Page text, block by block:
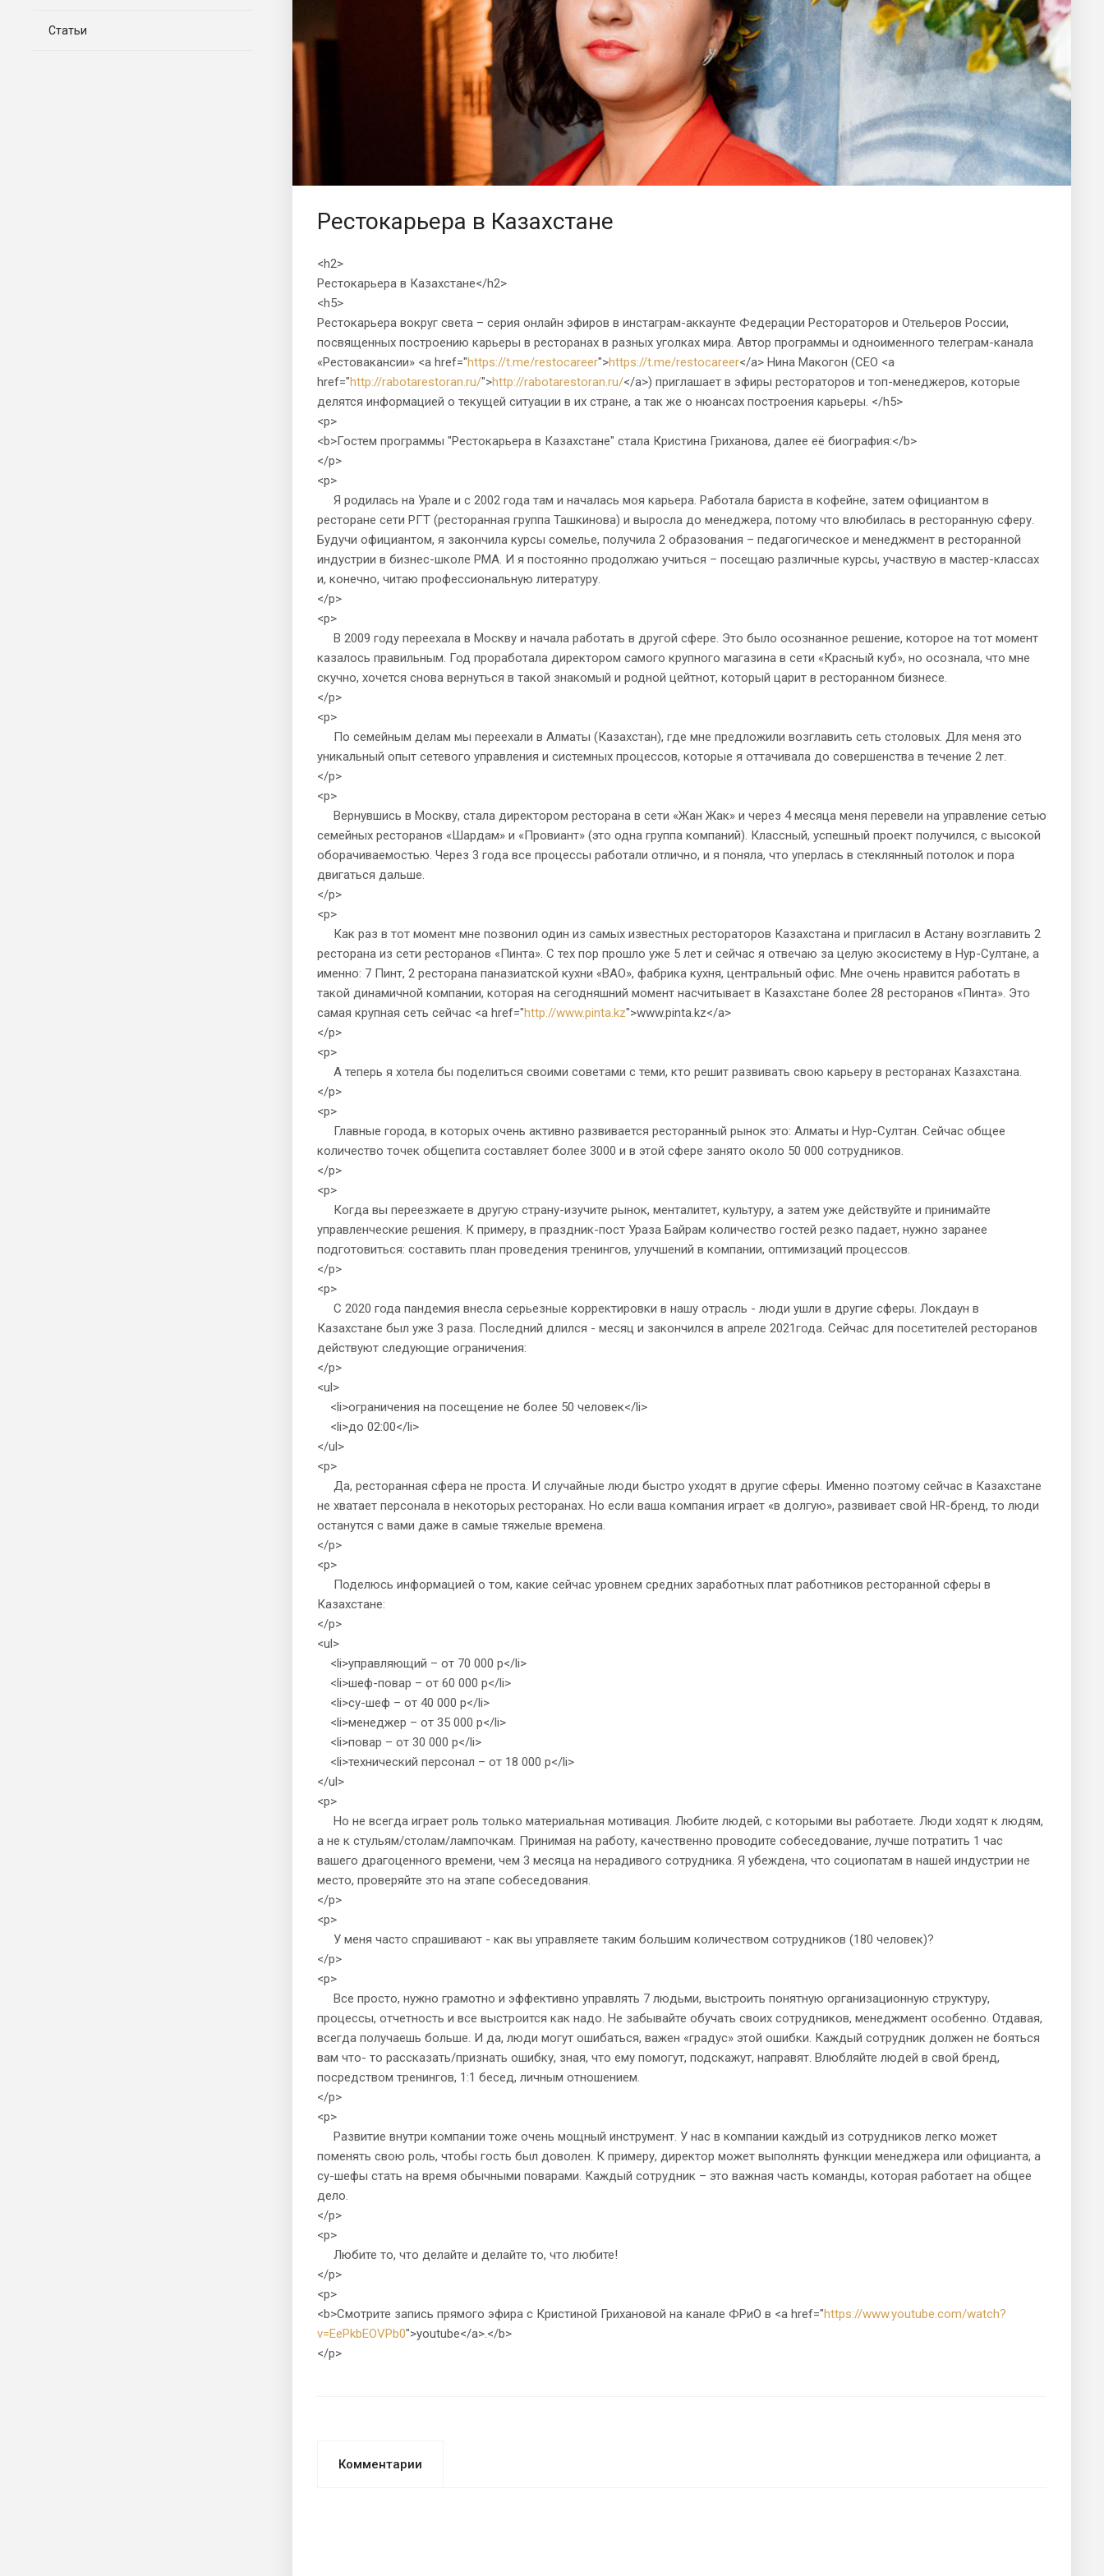
Рестокарьера в Казахстане
<h2>
Рестокарьера в Казахстане</h2>
<h5>
Рестокарьера вокруг света – серия онлайн эфиров в инстаграм-аккаунте Федерации Рестораторов и Отельеров России,
посвященных построению карьеры в ресторанах в разных уголках мира. Автор программы и одноименного телеграм-канала
«Рестовакансии» <a href="https://t.me/restocareer">https://t.me/restocareer</a> Нина Макогон (CEO <a
href="http://rabotarestoran.ru/">http://rabotarestoran.ru/</a>) приглашает в эфиры рестораторов и топ-менеджеров, которые
делятся информацией о текущей ситуации в их стране, а так же о нюансах построения карьеры. </h5>
<p>
<b>Гостем программы "Рестокарьера в Казахстане" стала Кристина Гриханова, далее её биография:</b>
</p>
<p>
Я родилась на Урале и с 2002 года там и началась моя карьера. Работала бариста в кофейне, затем официантом в
ресторане сети РГТ (ресторанная группа Ташкинова) и выросла до менеджера, потому что влюбилась в ресторанную сферу.
Будучи официантом, я закончила курсы сомелье, получила 2 образования – педагогическое и менеджмент в ресторанной
индустрии в бизнес-школе РМА. И я постоянно продолжаю учиться – посещаю различные курсы, участвую в мастер-классах
и, конечно, читаю профессиональную литературу.
</p>
<p>
В 2009 году переехала в Москву и начала работать в другой сфере. Это было осознанное решение, которое на тот момент
казалось правильным. Год проработала директором самого крупного магазина в сети «Красный куб», но осознала, что мне
скучно, хочется снова вернуться в такой знакомый и родной цейтнот, который царит в ресторанном бизнесе.
</p>
<p>
По семейным делам мы переехали в Алматы (Казахстан), где мне предложили возглавить сеть столовых. Для меня это
уникальный опыт сетевого управления и системных процессов, которые я оттачивала до совершенства в течение 2 лет.
</p>
<p>
Вернувшись в Москву, стала директором ресторана в сети «Жан Жак» и через 4 месяца меня перевели на управление сетью
семейных ресторанов «Шардам» и «Провиант» (это одна группа компаний). Классный, успешный проект получился, с высокой
оборачиваемостью. Через 3 года все процессы работали отлично, и я поняла, что уперлась в стеклянный потолок и пора
двигаться дальше.
</p>
<p>
Как раз в тот момент мне позвонил один из самых известных рестораторов Казахстана и пригласил в Астану возглавить 2
ресторана из сети ресторанов «Пинта». С тех пор прошло уже 5 лет и сейчас я отвечаю за целую экосистему в Нур-Султане, а
именно: 7 Пинт, 2 ресторана паназиатской кухни «ВАО», фабрика кухня, центральный офис. Мне очень нравится работать в
такой динамичной компании, которая на сегодняшний момент насчитывает в Казахстане более 28 ресторанов «Пинта». Это
самая крупная сеть сейчас <a href="http://www.pinta.kz">www.pinta.kz</a>
</p>
<p>
А теперь я хотела бы поделиться своими советами c теми, кто решит развивать свою карьеру в ресторанах Казахстана.
</p>
<p>
Главные города, в которых очень активно развивается ресторанный рынок это: Алматы и Нур-Султан. Сейчас общее
количество точек общепита составляет более 3000 и в этой сфере занято около 50 000 сотрудников.
</p>
<p>
Когда вы переезжаете в другую страну-изучите рынок, менталитет, культуру, а затем уже действуйте и принимайте
управленческие решения. К примеру, в праздник-пост Ураза Байрам количество гостей резко падает, нужно заранее
подготовиться: составить план проведения тренингов, улучшений в компании, оптимизаций процессов.
</p>
<p>
С 2020 года пандемия внесла серьезные корректировки в нашу отрасль - люди ушли в другие сферы. Локдаун в
Казахстане был уже 3 раза. Последний длился - месяц и закончился в апреле 2021года. Сейчас для посетителей ресторанов
действуют следующие ограничения:
</p>
<ul>
<li>ограничения на посещение не более 50 человек</li>
<li>до 02:00</li>
</ul>
<p>
Да, ресторанная сфера не проста. И случайные люди быстро уходят в другие сферы. Именно поэтому сейчас в Казахстане
не хватает персонала в некоторых ресторанах. Но если ваша компания играет «в долгую», развивает свой HR-бренд, то люди
останутся с вами даже в самые тяжелые времена.
</p>
<p>
Поделюсь информацией о том, какие сейчас уровнем средних заработных плат работников ресторанной сферы в
Казахстане:
</p>
<ul>
<li>управляющий – от 70 000 р</li>
<li>шеф-повар – от 60 000 р</li>
<li>су-шеф – от 40 000 р</li>
<li>менеджер – от 35 000 р</li>
<li>повар – от 30 000 р</li>
<li>технический персонал – от 18 000 р</li>
</ul>
<p>
Но не всегда играет роль только материальная мотивация. Любите людей, с которыми вы работаете. Люди ходят к людям,
а не к стульям/столам/лампочкам. Принимая на работу, качественно проводите собеседование, лучше потратить 1 час
вашего драгоценного времени, чем 3 месяца на нерадивого сотрудника. Я убеждена, что социопатам в нашей индустрии не
место, проверяйте это на этапе собеседования.
</p>
<p>
У меня часто спрашивают - как вы управляете таким большим количеством сотрудников (180 человек)?
</p>
<p>
Все просто, нужно грамотно и эффективно управлять 7 людьми, выстроить понятную организационную структуру,
процессы, отчетность и все выстроится как надо. Не забывайте обучать своих сотрудников, менеджмент особенно. Отдавая,
всегда получаешь больше. И да, люди могут ошибаться, важен «градус» этой ошибки. Каждый сотрудник должен не бояться
вам что- то рассказать/признать ошибку, зная, что ему помогут, подскажут, направят. Влюбляйте людей в свой бренд,
посредством тренингов, 1:1 бесед, личным отношением.
</p>
<p>
Развитие внутри компании тоже очень мощный инструмент. У нас в компании каждый из сотрудников легко может
поменять свою роль, чтобы гость был доволен. К примеру, директор может выполнять функции менеджера или официанта, а
су-шефы стать на время обычными поварами. Каждый сотрудник – это важная часть команды, которая работает на общее
дело.
</p>
<p>
Любите то, что делайте и делайте то, что любите!
</p>
<p>
<b>Смотрите запись прямого эфира с Кристиной Грихановой на канале ФРиО в <a href="https://www.youtube.com/watch?
v=EePkbEOVPb0">youtube</a>.</b>
</p>
Комментарии
Статьи